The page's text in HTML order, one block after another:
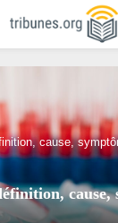
cause,
cause,